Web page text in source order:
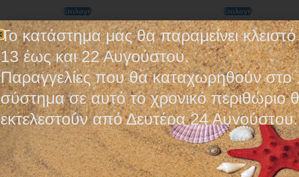
Επιλογή Επιλογή
Το κατάστημα μας θα παραμείνει
13 έως και 22 Αυγούστου.
Παραγγελίες που θα καταχωρηθούν στο
σύστημα σε αυτό το χρονικό περιθώριο
εκτελεστούν από Δευτέρα 24 Αυγούστου.